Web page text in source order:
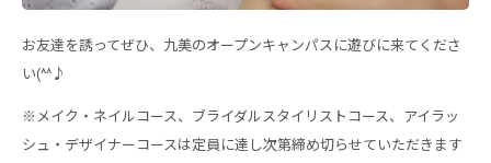
お友達を誘ってぜひ、九美のオープンキャンパスに遊びに来てくださ
い(^^♪
※メイク・ネイルコース、ブライダルスタイリストコース、アイラッ
シュ・デザイナーコースは定員に達し次第締め切らせていただきます